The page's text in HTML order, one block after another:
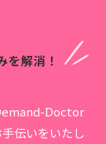
Doctor
伝いをいたし